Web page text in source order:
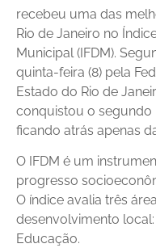
recebeu uma das
Rio de Janeiro no
Municipal (IFDM).
quinta-feira (8) pela
Estado do Rio de
conquistou o segundo
ficando atrás apenas
O IFDM é um
progresso
O índice avalia três
desenvolvimento
Educação.